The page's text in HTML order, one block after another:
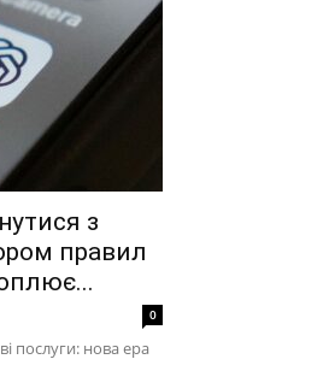
з
правил
0
послуги: нова ера